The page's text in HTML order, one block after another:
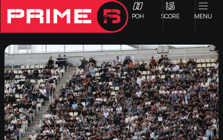
ΡΟΗ SCORE MENU
ΟΦΗ
Γ ΕΘΝΙΚΗ
Α1 ΕΠΣΗ